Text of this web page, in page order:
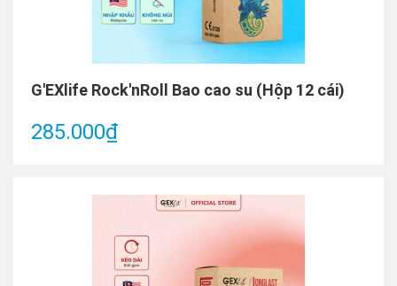
G'EXlife Rock'nRoll Bao cao su (Hộp 12 cái)
285.000₫